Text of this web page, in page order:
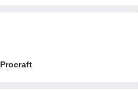
Procraft